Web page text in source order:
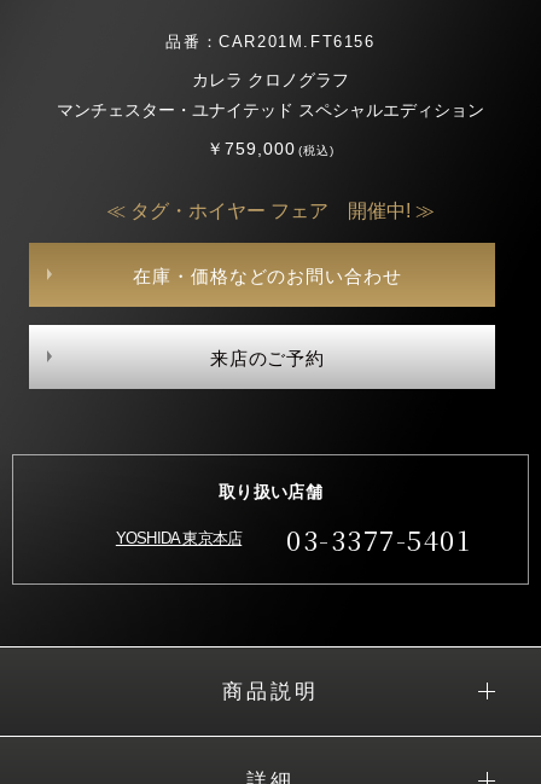
品番：CAR201M.FT6156
カレラ クロノグラフ
マンチェスター・ユナイテッド スペシャルエディション
￥759,000(税込)
≪ タグ・ホイヤー フェア 開催中! ≫
在庫・価格などのお問い合わせ
来店のご予約
取り扱い店舗
YOSHIDA 東京本店 03-3377-5401
商品説明